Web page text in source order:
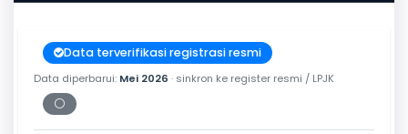
Data terverifikasi registrasi resmi
Data diperbarui: Mei 2026 · sinkron ke register resmi / LPJK
⚪
Periksa tanggal cetak